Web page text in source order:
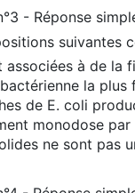
- Réponse
suivantes
associées à de la
la
de E. coli
monodose
ne sont pas